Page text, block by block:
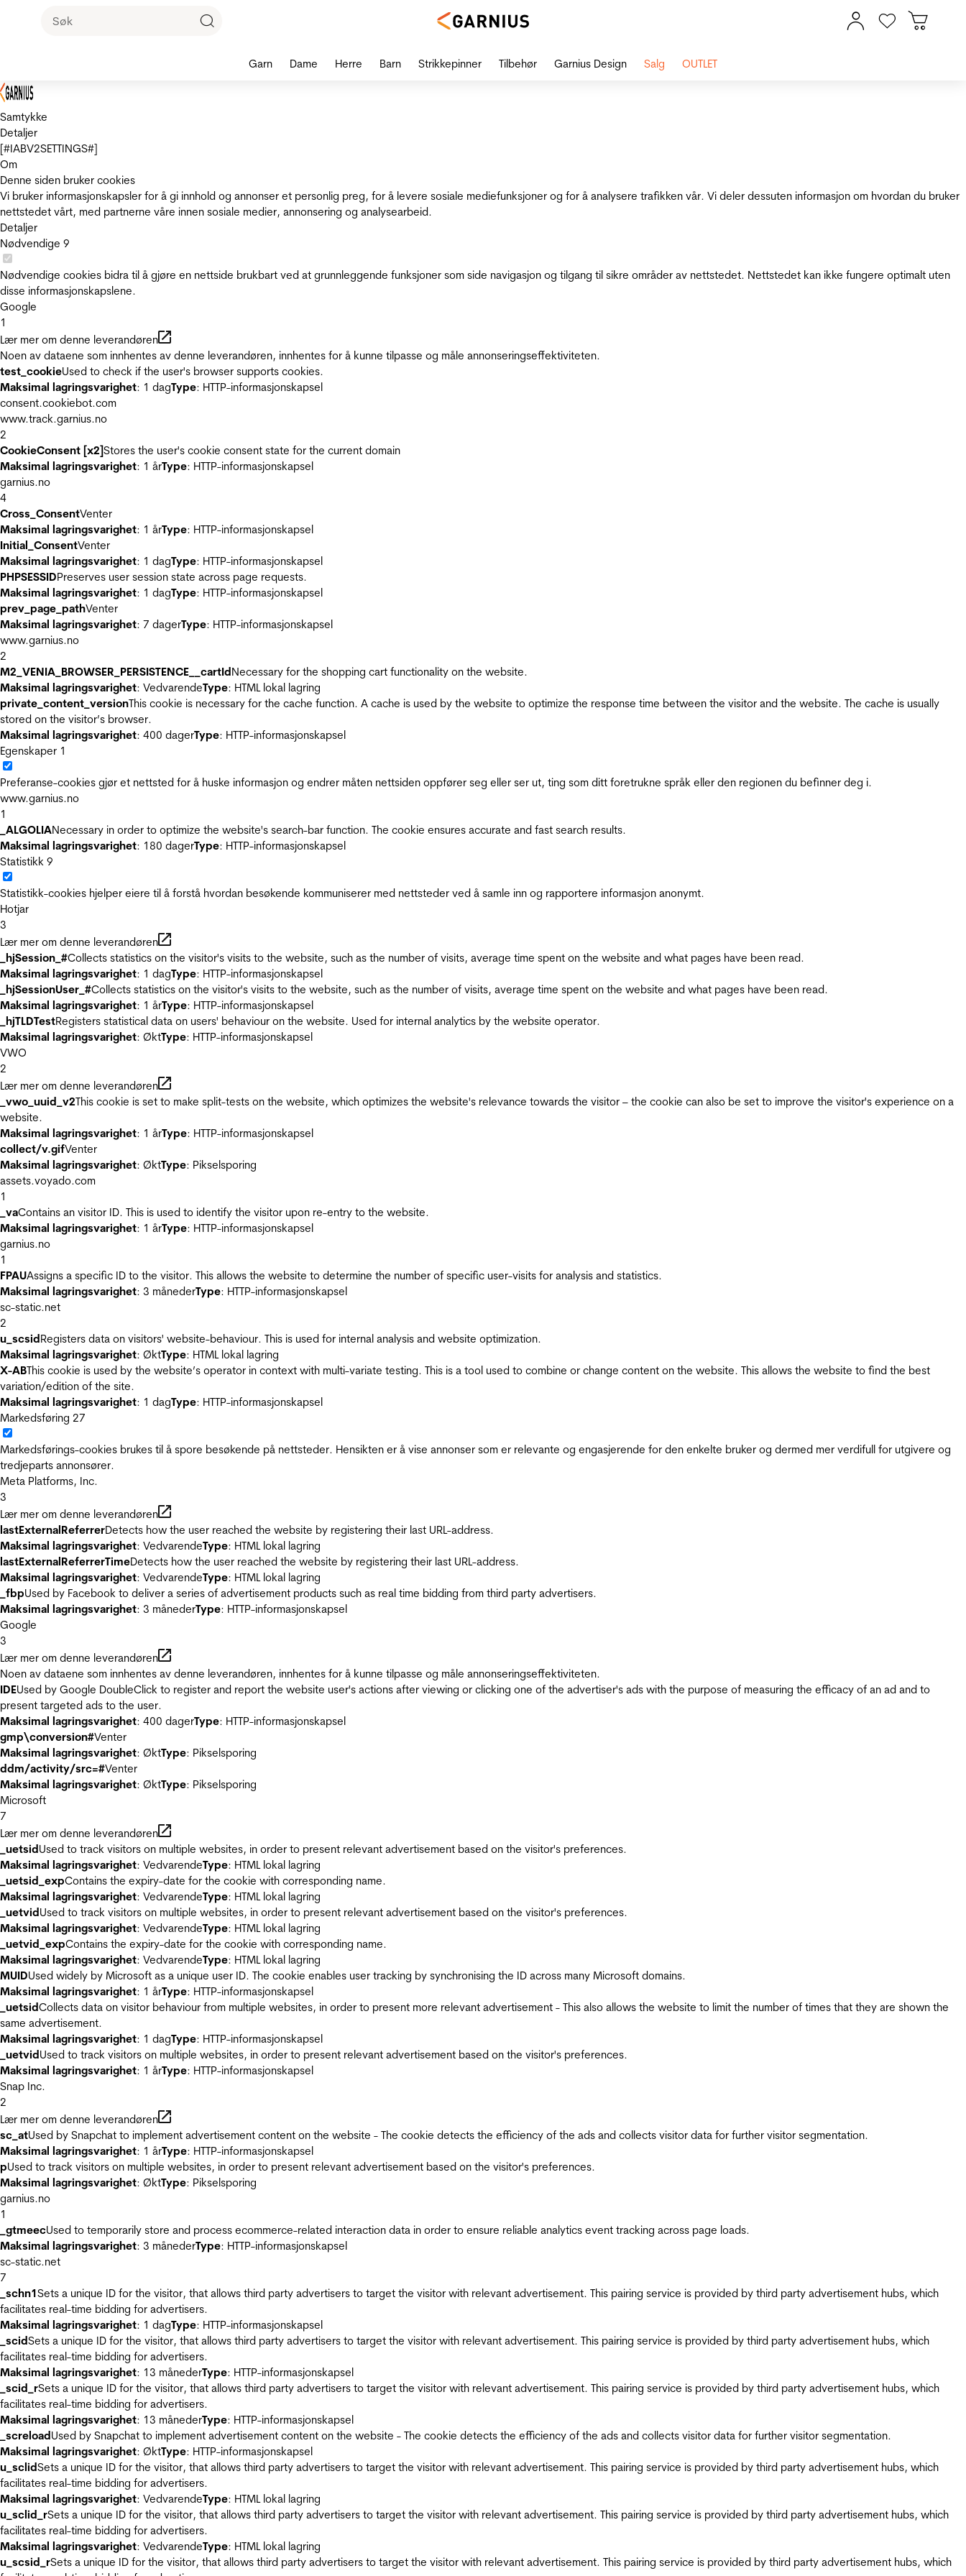
Samtykke
Detaljer
[#IABV2SETTINGS#]
Om
Denne siden bruker cookies
Vi bruker informasjonskapsler for å gi innhold og annonser et personlig preg, for å levere sosiale mediefunksjoner og for å analysere trafikken vår. Vi deler dessuten informasjon om hvordan du bruker
nettstedet vårt, med partnerne våre innen sosiale medier, annonsering og analysearbeid.
Detaljer
Nødvendige 9
Nødvendige cookies bidra til å gjøre en nettside brukbart ved at grunnleggende funksjoner som side navigasjon og tilgang til sikre områder av nettstedet. Nettstedet kan ikke fungere optimalt uten
disse informasjonskapslene.
Google
1
Lær mer om denne leverandøren
Noen av dataene som innhentes av denne leverandøren, innhentes for å kunne tilpasse og måle annonseringseffektiviteten.
test_cookieUsed to check if the user's browser supports cookies.
Maksimal lagringsvarighet: 1 dagType: HTTP-informasjonskapsel
consent.cookiebot.com
www.track.garnius.no
2
CookieConsent [x2]Stores the user's cookie consent state for the current domain
Maksimal lagringsvarighet: 1 årType: HTTP-informasjonskapsel
garnius.no
4
Cross_ConsentVenter
Maksimal lagringsvarighet: 1 årType: HTTP-informasjonskapsel
Initial_ConsentVenter
Maksimal lagringsvarighet: 1 dagType: HTTP-informasjonskapsel
PHPSESSIDPreserves user session state across page requests.
Maksimal lagringsvarighet: 1 dagType: HTTP-informasjonskapsel
prev_page_pathVenter
Maksimal lagringsvarighet: 7 dagerType: HTTP-informasjonskapsel
www.garnius.no
2
M2_VENIA_BROWSER_PERSISTENCE__cartIdNecessary for the shopping cart functionality on the website.
Maksimal lagringsvarighet: VedvarendeType: HTML lokal lagring
private_content_versionThis cookie is necessary for the cache function. A cache is used by the website to optimize the response time between the visitor and the website. The cache is usually
stored on the visitor’s browser.
Maksimal lagringsvarighet: 400 dagerType: HTTP-informasjonskapsel
Egenskaper 1
Preferanse-cookies gjør et nettsted for å huske informasjon og endrer måten nettsiden oppfører seg eller ser ut, ting som ditt foretrukne språk eller den regionen du befinner deg i.
www.garnius.no
1
_ALGOLIANecessary in order to optimize the website's search-bar function. The cookie ensures accurate and fast search results.
Maksimal lagringsvarighet: 180 dagerType: HTTP-informasjonskapsel
Statistikk 9
Statistikk-cookies hjelper eiere til å forstå hvordan besøkende kommuniserer med nettsteder ved å samle inn og rapportere informasjon anonymt.
Hotjar
3
Lær mer om denne leverandøren
_hjSession_#Collects statistics on the visitor's visits to the website, such as the number of visits, average time spent on the website and what pages have been read.
Maksimal lagringsvarighet: 1 dagType: HTTP-informasjonskapsel
_hjSessionUser_#Collects statistics on the visitor's visits to the website, such as the number of visits, average time spent on the website and what pages have been read.
Maksimal lagringsvarighet: 1 årType: HTTP-informasjonskapsel
_hjTLDTestRegisters statistical data on users' behaviour on the website. Used for internal analytics by the website operator.
Maksimal lagringsvarighet: ØktType: HTTP-informasjonskapsel
VWO
2
Lær mer om denne leverandøren
_vwo_uuid_v2This cookie is set to make split-tests on the website, which optimizes the website's relevance towards the visitor – the cookie can also be set to improve the visitor's experience on a
website.
Maksimal lagringsvarighet: 1 årType: HTTP-informasjonskapsel
collect/v.gifVenter
Maksimal lagringsvarighet: ØktType: Pikselsporing
assets.voyado.com
1
_vaContains an visitor ID. This is used to identify the visitor upon re-entry to the website.
Maksimal lagringsvarighet: 1 årType: HTTP-informasjonskapsel
garnius.no
1
FPAUAssigns a specific ID to the visitor. This allows the website to determine the number of specific user-visits for analysis and statistics.
Maksimal lagringsvarighet: 3 månederType: HTTP-informasjonskapsel
sc-static.net
2
u_scsidRegisters data on visitors' website-behaviour. This is used for internal analysis and website optimization.
Maksimal lagringsvarighet: ØktType: HTML lokal lagring
X-ABThis cookie is used by the website’s operator in context with multi-variate testing. This is a tool used to combine or change content on the website. This allows the website to find the best
variation/edition of the site.
Maksimal lagringsvarighet: 1 dagType: HTTP-informasjonskapsel
Markedsføring 27
Markedsførings-cookies brukes til å spore besøkende på nettsteder. Hensikten er å vise annonser som er relevante og engasjerende for den enkelte bruker og dermed mer verdifull for utgivere og
tredjeparts annonsører.
Meta Platforms, Inc.
3
Lær mer om denne leverandøren
lastExternalReferrerDetects how the user reached the website by registering their last URL-address.
Maksimal lagringsvarighet: VedvarendeType: HTML lokal lagring
lastExternalReferrerTimeDetects how the user reached the website by registering their last URL-address.
Maksimal lagringsvarighet: VedvarendeType: HTML lokal lagring
_fbpUsed by Facebook to deliver a series of advertisement products such as real time bidding from third party advertisers.
Maksimal lagringsvarighet: 3 månederType: HTTP-informasjonskapsel
Google
3
Lær mer om denne leverandøren
Noen av dataene som innhentes av denne leverandøren, innhentes for å kunne tilpasse og måle annonseringseffektiviteten.
IDEUsed by Google DoubleClick to register and report the website user's actions after viewing or clicking one of the advertiser's ads with the purpose of measuring the efficacy of an ad and to
present targeted ads to the user.
Maksimal lagringsvarighet: 400 dagerType: HTTP-informasjonskapsel
gmp\conversion#Venter
Maksimal lagringsvarighet: ØktType: Pikselsporing
ddm/activity/src=#Venter
Maksimal lagringsvarighet: ØktType: Pikselsporing
Microsoft
7
Lær mer om denne leverandøren
_uetsidUsed to track visitors on multiple websites, in order to present relevant advertisement based on the visitor's preferences.
Maksimal lagringsvarighet: VedvarendeType: HTML lokal lagring
_uetsid_expContains the expiry-date for the cookie with corresponding name.
Maksimal lagringsvarighet: VedvarendeType: HTML lokal lagring
_uetvidUsed to track visitors on multiple websites, in order to present relevant advertisement based on the visitor's preferences.
Maksimal lagringsvarighet: VedvarendeType: HTML lokal lagring
_uetvid_expContains the expiry-date for the cookie with corresponding name.
Maksimal lagringsvarighet: VedvarendeType: HTML lokal lagring
MUIDUsed widely by Microsoft as a unique user ID. The cookie enables user tracking by synchronising the ID across many Microsoft domains.
Maksimal lagringsvarighet: 1 årType: HTTP-informasjonskapsel
_uetsidCollects data on visitor behaviour from multiple websites, in order to present more relevant advertisement - This also allows the website to limit the number of times that they are shown the
same advertisement.
Maksimal lagringsvarighet: 1 dagType: HTTP-informasjonskapsel
_uetvidUsed to track visitors on multiple websites, in order to present relevant advertisement based on the visitor's preferences.
Maksimal lagringsvarighet: 1 årType: HTTP-informasjonskapsel
Snap Inc.
2
Lær mer om denne leverandøren
sc_atUsed by Snapchat to implement advertisement content on the website - The cookie detects the efficiency of the ads and collects visitor data for further visitor segmentation.
Maksimal lagringsvarighet: 1 årType: HTTP-informasjonskapsel
pUsed to track visitors on multiple websites, in order to present relevant advertisement based on the visitor's preferences.
Maksimal lagringsvarighet: ØktType: Pikselsporing
garnius.no
1
_gtmeecUsed to temporarily store and process ecommerce-related interaction data in order to ensure reliable analytics event tracking across page loads.
Maksimal lagringsvarighet: 3 månederType: HTTP-informasjonskapsel
sc-static.net
7
_schn1Sets a unique ID for the visitor, that allows third party advertisers to target the visitor with relevant advertisement. This pairing service is provided by third party advertisement hubs, which
facilitates real-time bidding for advertisers.
Maksimal lagringsvarighet: 1 dagType: HTTP-informasjonskapsel
_scidSets a unique ID for the visitor, that allows third party advertisers to target the visitor with relevant advertisement. This pairing service is provided by third party advertisement hubs, which
facilitates real-time bidding for advertisers.
Maksimal lagringsvarighet: 13 månederType: HTTP-informasjonskapsel
_scid_rSets a unique ID for the visitor, that allows third party advertisers to target the visitor with relevant advertisement. This pairing service is provided by third party advertisement hubs, which
facilitates real-time bidding for advertisers.
Maksimal lagringsvarighet: 13 månederType: HTTP-informasjonskapsel
_screloadUsed by Snapchat to implement advertisement content on the website - The cookie detects the efficiency of the ads and collects visitor data for further visitor segmentation.
Maksimal lagringsvarighet: ØktType: HTTP-informasjonskapsel
u_sclidSets a unique ID for the visitor, that allows third party advertisers to target the visitor with relevant advertisement. This pairing service is provided by third party advertisement hubs, which
facilitates real-time bidding for advertisers.
Maksimal lagringsvarighet: VedvarendeType: HTML lokal lagring
u_sclid_rSets a unique ID for the visitor, that allows third party advertisers to target the visitor with relevant advertisement. This pairing service is provided by third party advertisement hubs, which
facilitates real-time bidding for advertisers.
Maksimal lagringsvarighet: VedvarendeType: HTML lokal lagring
u_scsid_rSets a unique ID for the visitor, that allows third party advertisers to target the visitor with relevant advertisement. This pairing service is provided by third party advertisement hubs, which
Garn Dame Herre Barn Strikkepinner Tilbehør Garnius Design Salg OUTLET